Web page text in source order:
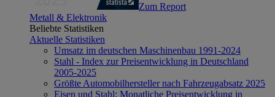
Zum Report
Metall & Elektronik
Beliebte Statistiken
Aktuelle Statistiken
Umsatz im deutschen Maschinenbau 1991-2024
Stahl - Index zur Preisentwicklung in Deutschland
2005-2025
Größte Automobilhersteller nach Fahrzeugabsatz 2025
Eisen und Stahl: Monatliche Preisentwicklung in